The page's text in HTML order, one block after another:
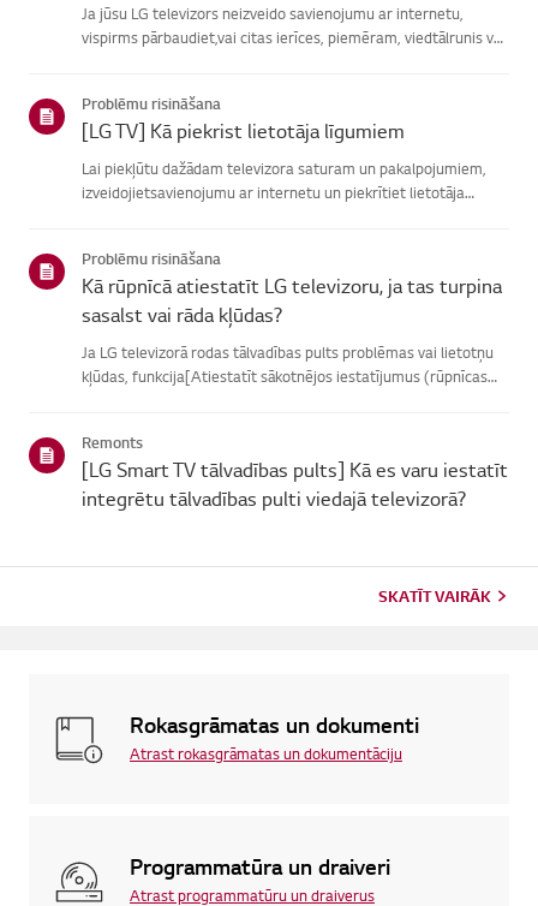
Ja jūsu LG televizors neizveido savienojumu ar internetu,
vispirms pārbaudiet,vai citas ierīces, piemēram, viedtālrunis vai
Problēmu risināšana
[LG TV] Kā piekrist lietotāja līgumiem
Lai piekļūtu dažādam televizora saturam un pakalpojumiem,
izveidojietsavienojumu ar internetu un piekrītiet lietotāja
Problēmu risināšana
Kā rūpnīcā atiestatīt LG televizoru, ja tas turpina
sasalst vai rāda kļūdas?
Ja LG televizorā rodas tālvadības pults problēmas vai lietotņu
kļūdas, funkcija[Atiestatīt sākotnējos iestatījumus (rūpnīcas
Remonts
[LG Smart TV tālvadības pults] Kā es varu iestatīt
integrētu tālvadības pulti viedajā televizorā?
SKATĪT VAIRĀK
Rokasgrāmatas un dokumenti
Atrast rokasgrāmatas un dokumentāciju
Programmatūra un draiveri
Atrast programmatūru un draiverus